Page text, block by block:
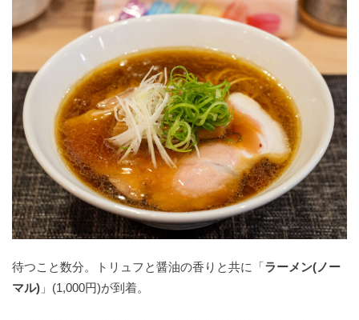
待つこと数分。トリュフと醤油の香りと共に「 ラーメン(ノー
マル) 」(1,000円)が到着。